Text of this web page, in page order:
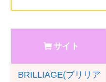
サイト
BRILLIAGE(ブリリア